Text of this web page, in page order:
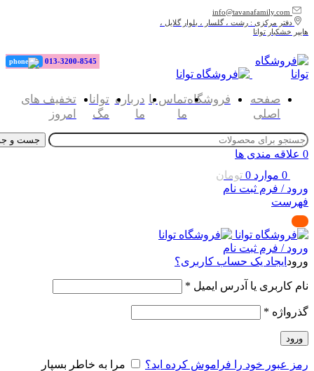
دفتر مرکزی : رشت ، گلسار ، بلوار گلایل ،
هایپر خشکبار توانا
013-3200-8545
صفحه
اصلی
فروشگاهتماس با
ما
درباره
ما
توانا
مگ
تخفیف های
امروز
جست و
0 علاقه مندی ها
0 موارد 0 تومان
ورود / فرم ثبت نام
فهرست
ورود / فرم ثبت نام
ورود ایجاد یک حساب کاربری؟
نام کاربری یا آدرس ایمیل *
گذرواژه *
ورود
رمز عبور خود را فراموش کرده اید؟ مرا به خاطر بسپار